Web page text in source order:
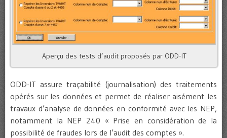
Aperçu des tests d’audit proposés par ODD-IT
ODD-IT assure traçabilité (journalisation) des traitements
opérés sur les données et permet de réaliser aisément les
travaux d’analyse de données en conformité avec les NEP,
notamment la NEP 240 « Prise en considération de la
possibilité de fraudes lors de l’audit des comptes ».